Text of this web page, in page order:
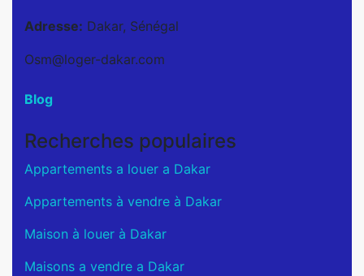
Adresse: Dakar, Sénégal
Osm@loger-dakar.com
Blog
Recherches populaires
Appartements a louer a Dakar
Appartements à vendre à Dakar
Maison à louer à Dakar
Maisons a vendre a Dakar